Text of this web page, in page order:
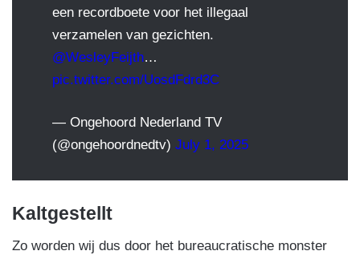
een recordboete voor het illegaal
verzamelen van gezichten.
@WesleyFeijth…
pic.twitter.com/UosdFdrd3C
— Ongehoord Nederland TV
(@ongehoordnedtv) July 1, 2025
Kaltgestellt
Zo worden wij dus door het bureaucratische monster